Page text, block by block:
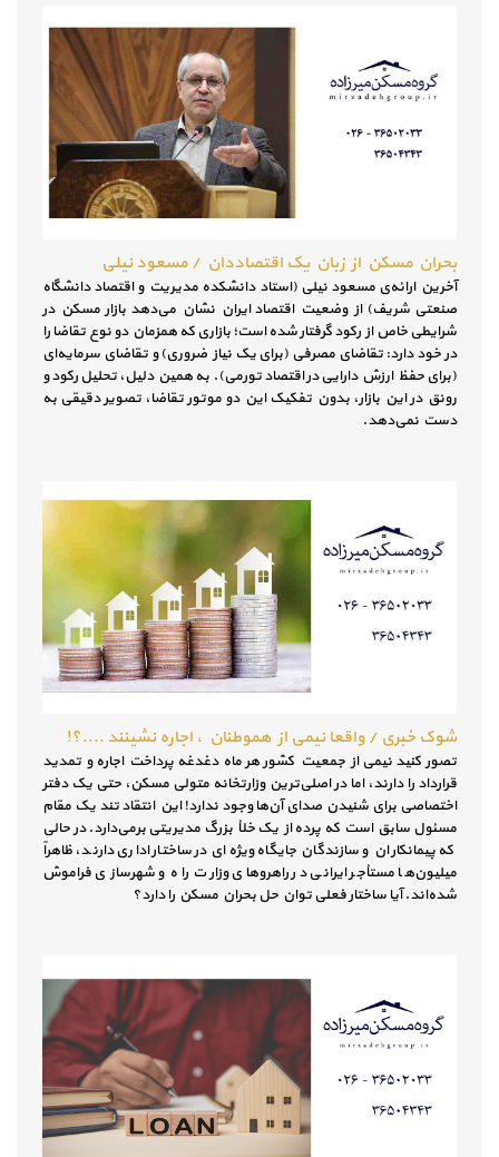
بحران مسکن از زبان یک اقتصاددان / مسعود نیلی
آخرین ارائه‌ی مسعود نیلی (استاد دانشکده مدیریت و اقتصاد دانشگاه
صنعتی شریف) از وضعیت اقتصاد ایران نشان می‌دهد بازار مسکن در
شرایطی خاص از رکود گرفتار شده است؛ بازاری که همزمان دو نوع تقاضا را
در خود دارد: تقاضای مصرفی (برای یک نیاز ضروری) و تقاضای سرمایه‌ای
(برای حفظ ارزش دارایی در اقتصاد تورمی). به همین دلیل، تحلیل رکود و
رونق در این بازار، بدون تفکیک این دو موتور تقاضا، تصویر دقیقی به
دست نمی‌دهد.
شوک خبری / واقعا نیمی از هموطنان ، اجاره نشینند ....؟!
تصور کنید نیمی از جمعیت کشور هر ماه دغدغه پرداخت اجاره و تمدید
قرارداد را دارند، اما در اصلی‌ترین وزارتخانه متولی مسکن، حتی یک دفتر
اختصاصی برای شنیدن صدای آن‌ها وجود ندارد! این انتقاد تند یک مقام
مسئول سابق است که پرده از یک خلأ بزرگ مدیریتی برمی‌دارد. در حالی
که پیمانکاران و سازندگان جایگاه ویژه‌ای در ساختار اداری دارند، ظاهراً
میلیون‌ها مستأجر ایرانی در راهروهای وزارت راه و شهرسازی فراموش
شده‌اند. آیا ساختار فعلی توان حل بحران مسکن را دارد؟